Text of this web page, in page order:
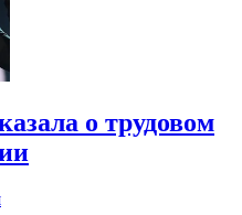
о трудовом